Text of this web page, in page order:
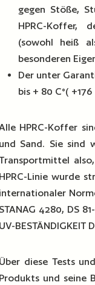
gegen Stöße,
HPRC-Koffer,
(sowohl heiß
besonderen
Der unter
bis + 80 C°( +176
HPRC-Koffer
und Sand. Sie sind
HPRC-Linie wurde
internationaler
STANAG 4280, DS
UV-BESTÄNDIGKEIT
Über diese Tests
Produkts und seine